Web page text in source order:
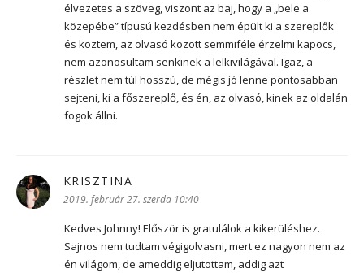
élvezetes a szöveg, viszont az baj, hogy a „bele a
közepébe” típusú kezdésben nem épült ki a szereplők
és köztem, az olvasó között semmiféle érzelmi kapocs,
nem azonosultam senkinek a lelkivilágával. Igaz, a
részlet nem túl hosszú, de mégis jó lenne pontosabban
sejteni, ki a főszereplő, és én, az olvasó, kinek az oldalán
fogok állni.
KRISZTINA
2019. február 27. szerda 10:40
Kedves Johnny! Először is gratulálok a kikerüléshez.
Sajnos nem tudtam végigolvasni, mert ez nagyon nem az
én világom, de ameddig eljutottam, addig azt